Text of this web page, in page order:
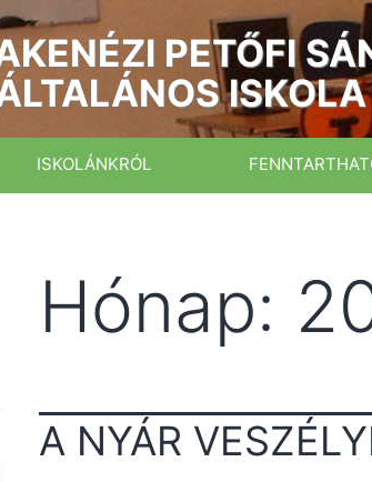
PETŐFI
ISKOLA
ISKOLÁNKRÓL
Hónap:
A NYÁR